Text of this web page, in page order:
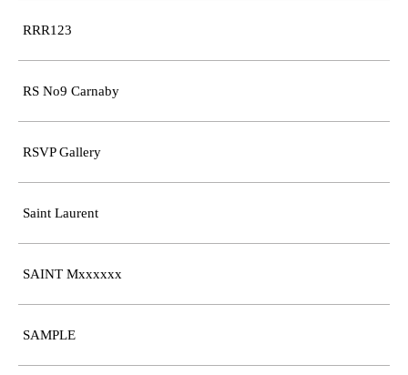
RRR123
RS No9 Carnaby
RSVP Gallery
Saint Laurent
SAINT Mxxxxxx
SAMPLE